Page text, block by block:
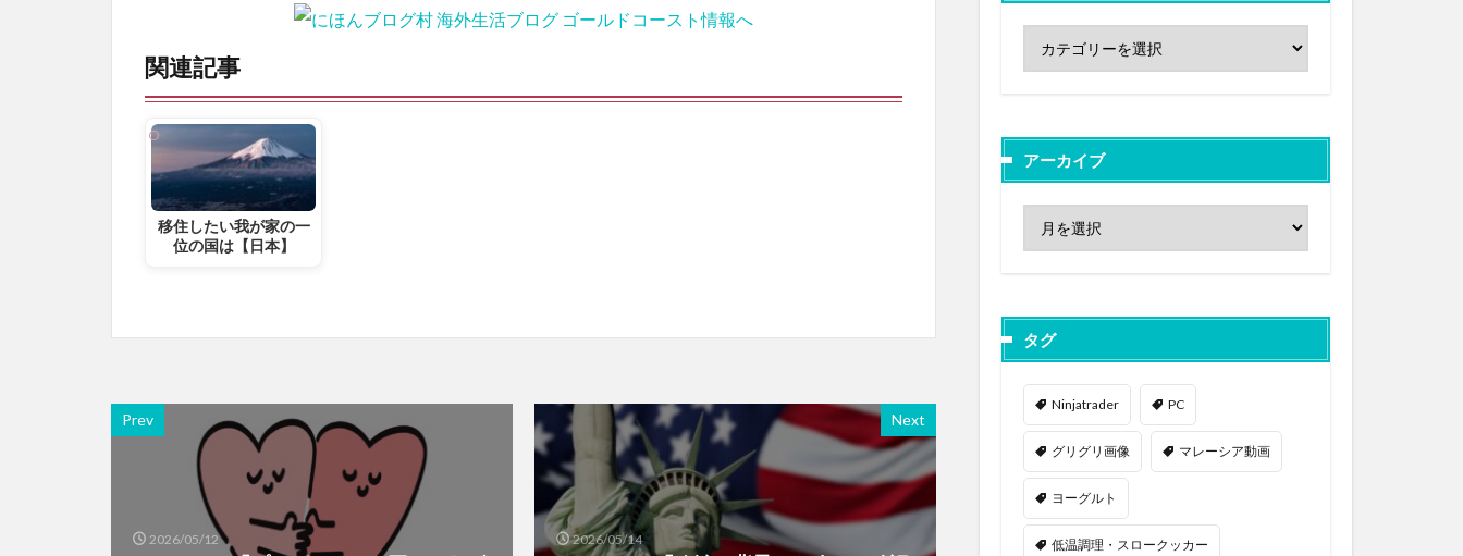
関連記事
移住したい我が家の一
位の国は【日本】
Prev
2026/05/12
Next
2026/05/14
アーカイブ
タグ
Ninjatrader PC
グリグリ画像 マレーシア動画
ヨーグルト
低温調理・スロークッカー